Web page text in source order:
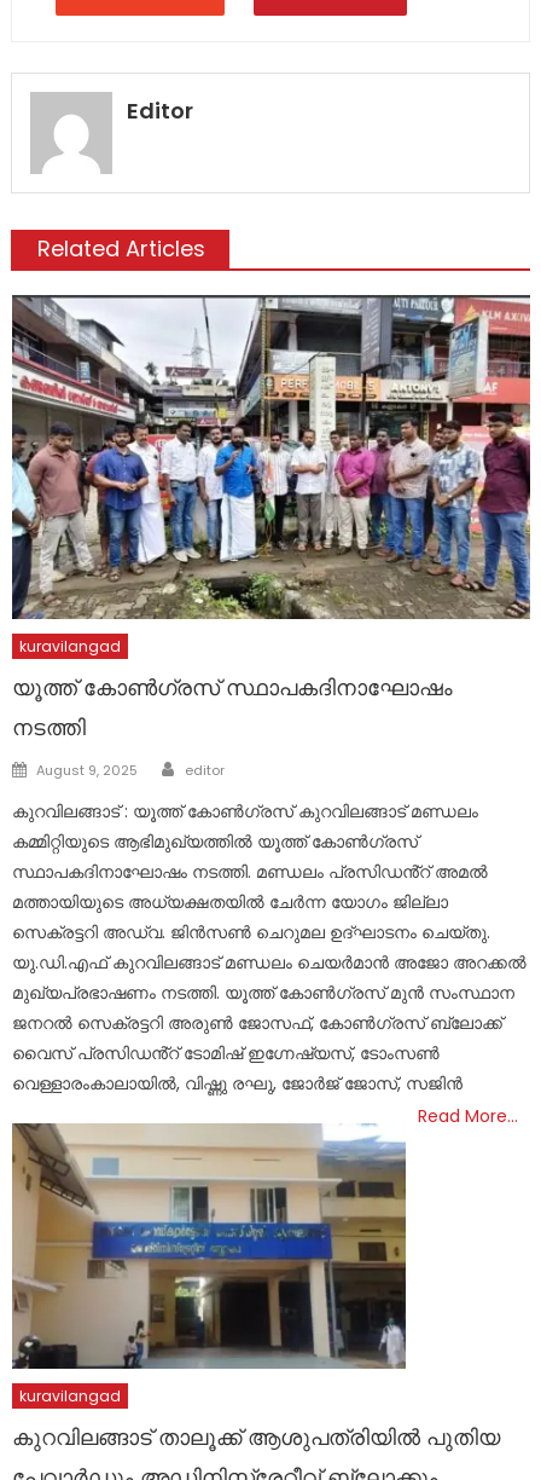
Editor
Related Articles
kuravilangad
യൂത്ത് കോൺഗ്രസ് സ്ഥാപകദിനാഘോഷം
നടത്തി
Posted
August 9, 2025 Author
editor
കുറവിലങ്ങാട് : യൂത്ത് കോൺഗ്രസ് കുറവിലങ്ങാട് മണ്ഡലം
കമ്മിറ്റിയുടെ ആഭിമുഖ്യത്തിൽ യൂത്ത് കോൺഗ്രസ്
സ്ഥാപകദിനാഘോഷം നടത്തി. മണ്ഡലം പ്രസിഡൻ്റ് അമൽ
മത്തായിയുടെ അധ്യക്ഷതയിൽ ചേർന്ന യോഗം ജില്ലാ
സെക്രട്ടറി അഡ്വ. ജിൻസൺ ചെറുമല ഉദ്ഘാടനം ചെയ്തു.
യു.ഡി.എഫ് കുറവിലങ്ങാട് മണ്ഡലം ചെയർമാൻ അജോ അറക്കൽ
മുഖ്യപ്രഭാഷണം നടത്തി. യൂത്ത് കോൺഗ്രസ് മുൻ സംസ്ഥാന
ജനറൽ സെക്രട്ടറി അരുൺ ജോസഫ്, കോൺഗ്രസ് ബ്ലോക്ക്
വൈസ് പ്രസിഡൻ്റ് ടോമിഷ് ഇഗ്നേഷ്യസ്, ടോംസൺ
വെള്ളാരംകാലായിൽ, വിഷ്ണു രഘു, ജോർജ് ജോസ്, സജിൻ
Read More…
kuravilangad
കുറവിലങ്ങാട് താലൂക്ക് ആശുപത്രിയിൽ പുതിയ